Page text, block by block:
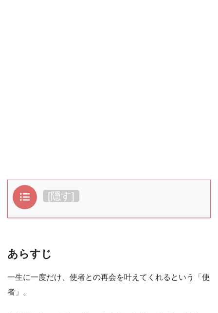
目次 [隠す]
あらすじ
一生に一度だけ、使者との再会を叶えてくれるという「使
者」。